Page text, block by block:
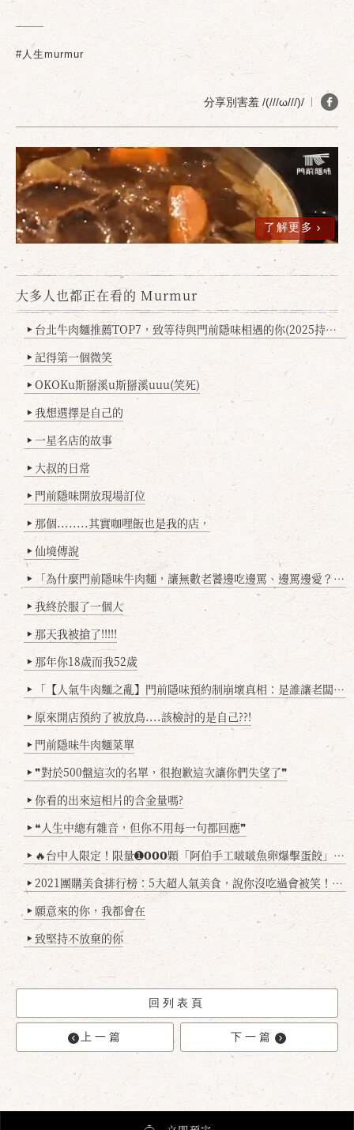
#人生murmur
分享別害羞 /(///ω///)/
了解更多
大多人也都正在看的 Murmur
▶ 台北牛肉麵推薦TOP7，致等待與門前隱味相遇的你(2025持續更新
▶ 記得第一個微笑
▶ OKOKu斯掰溪u斯掰溪uuu(笑死)
▶ 我想選擇是自己的
▶ 一星名店的故事
▶ 大叔的日常
▶ 門前隱味開放現場訂位
▶ 那個........其實咖哩飯也是我的店，
▶ 仙境傳說
▶ 「為什麼門前隱味牛肉麵，讓無數老饕邊吃邊罵、邊罵邊愛？小辣雞揭密！」
▶ 我終於服了一個人
▶ 那天我被搶了!!!!!
▶ 那年你18歲而我52歲
▶ 「【人氣牛肉麵之亂】門前隱味預約制崩壞真相：是誰讓老闆心灰意冷？」
▶ 原來開店預約了被放鳥....該檢討的是自己??!
▶ 門前隱味牛肉麵菜單
▶ ❞對於500盤這次的名單，很抱歉這次讓你們失望了❞
▶ 你看的出來這相片的含金量嗎?
▶ ❝人生中總有雜音，但你不用每一句都回應❞
▶ 🔥台中人限定！限量➊𝟬𝟬𝟬顆「阿伯手工啵啵魚卵爆擊蛋餃」台北已被搶爆2萬顆，最後名額門前隱味只留給你！🥟💥
▶ 2021團購美食排行榜：5大超人氣美食，說你沒吃過會被笑！(持續更新
▶ 願意來的你，我都會在
▶ 致堅持不放棄的你
回列表頁
上一篇 下一篇